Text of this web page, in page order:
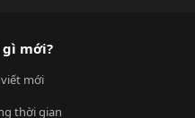
gì mới?
viết mới
thời gian